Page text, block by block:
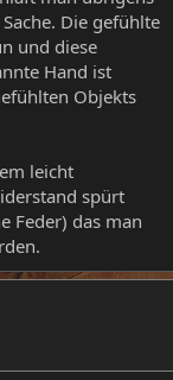
Die gefühlte
und diese
Hand ist
Objekts
leicht
spürt
Feder) das man